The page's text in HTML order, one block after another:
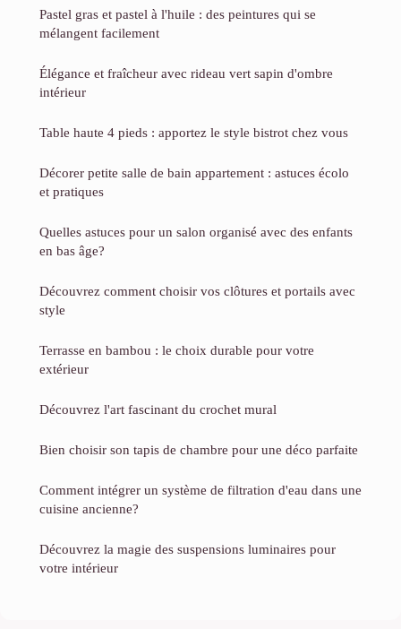
Pastel gras et pastel à l'huile : des peintures qui se
mélangent facilement
Élégance et fraîcheur avec rideau vert sapin d'ombre
intérieur
Table haute 4 pieds : apportez le style bistrot chez vous
Décorer petite salle de bain appartement : astuces écolo
et pratiques
Quelles astuces pour un salon organisé avec des enfants
en bas âge?
Découvrez comment choisir vos clôtures et portails avec
style
Terrasse en bambou : le choix durable pour votre
extérieur
Découvrez l'art fascinant du crochet mural
Bien choisir son tapis de chambre pour une déco parfaite
Comment intégrer un système de filtration d'eau dans une
cuisine ancienne?
Découvrez la magie des suspensions luminaires pour
votre intérieur